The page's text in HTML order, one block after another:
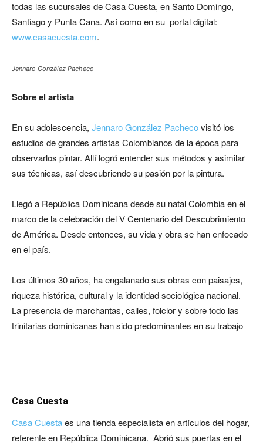
todas las sucursales de Casa Cuesta, en Santo Domingo,
Santiago y Punta Cana. Así como en su portal digital:
www.casacuesta.com.
Jennaro González Pacheco
Sobre el artista
En su adolescencia, Jennaro González Pachecovisitó los
estudios de grandes artistas Colombianos de la época para
observarlos pintar. Allí logró entender sus métodos y asimilar
sus técnicas, así descubriendo su pasión por la pintura.
Llegó a República Dominicana desde su natal Colombia en el
marco de la celebración del V Centenario del Descubrimiento
de América. Desde entonces, su vida y obra se han enfocado
en el país.
Los últimos 30 años, ha engalanado sus obras con paisajes,
riqueza histórica, cultural y la identidad sociológica nacional.
La presencia de marchantas, calles, folclor y sobre todo las
trinitarias dominicanas han sido predominantes en su trabajo
Casa Cuesta
Casa Cuestaes una tienda especialista en artículos del hogar,
referente en República Dominicana. Abrió sus puertas en el